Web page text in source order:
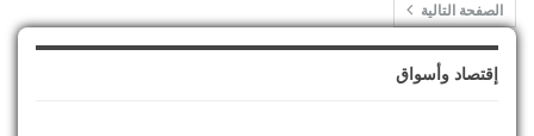
الصفحة التالية
إقتصاد وأسواق